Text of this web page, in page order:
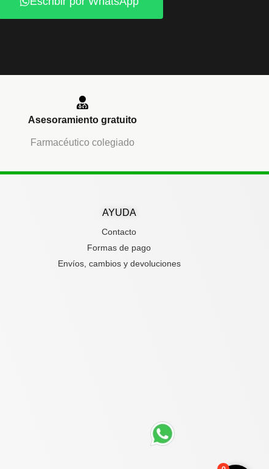
Asesoramiento gratuito
Farmacéutico colegiado
AYUDA
Contacto
Formas de pago
Envíos, cambios y devoluciones